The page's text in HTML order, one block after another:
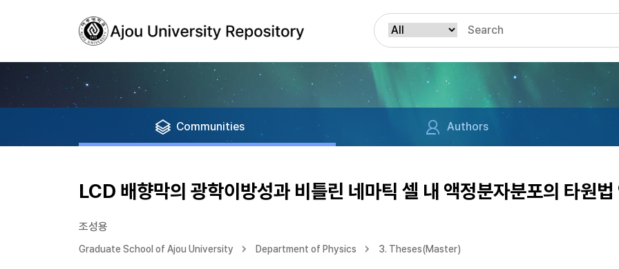
Communities Authors
LCD 배향막의 광학이방성과 비틀린 네마틱 셀 내 액정분자분포의 타원법
조성용
Graduate School of Ajou University Department of Physics 3. Theses(Master)